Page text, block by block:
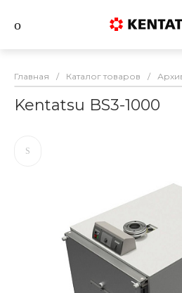
Главная / Каталог товаров /
Kentatsu BS3-1000